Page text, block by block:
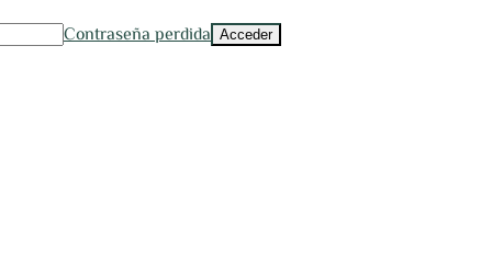
Contraseña perdida